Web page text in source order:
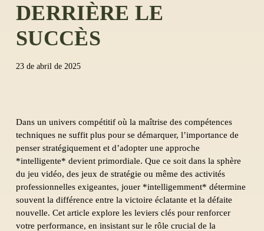
DERRIÈRE LE
SUCCÈS
23 de abril de 2025
Dans un univers compétitif où la maîtrise des compétences
techniques ne suffit plus pour se démarquer, l’importance de
penser stratégiquement et d’adopter une approche
*intelligente* devient primordiale. Que ce soit dans la sphère
du jeu vidéo, des jeux de stratégie ou même des activités
professionnelles exigeantes, jouer *intelligemment* détermine
souvent la différence entre la victoire éclatante et la défaite
nouvelle. Cet article explore les leviers clés pour renforcer
votre performance, en insistant sur le rôle crucial de la